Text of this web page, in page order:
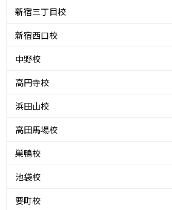
新宿三丁目校
新宿西口校
中野校
高円寺校
浜田山校
高田馬場校
巣鴨校
池袋校
要町校